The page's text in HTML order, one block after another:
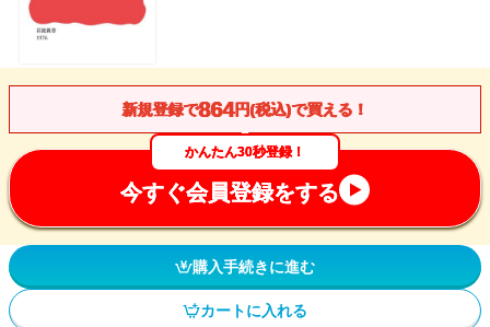
新規登録で864円(税込)で買える！
かんたん30秒登録！
今すぐ会員登録をする
購入手続きに進む
カートに入れる